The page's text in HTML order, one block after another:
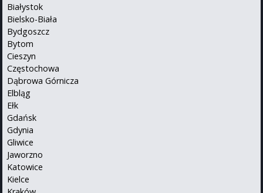
Białystok
Bielsko-Biała
Bydgoszcz
Bytom
Cieszyn
Częstochowa
Dąbrowa Górnicza
Elbląg
Ełk
Gdańsk
Gdynia
Gliwice
Jaworzno
Katowice
Kielce